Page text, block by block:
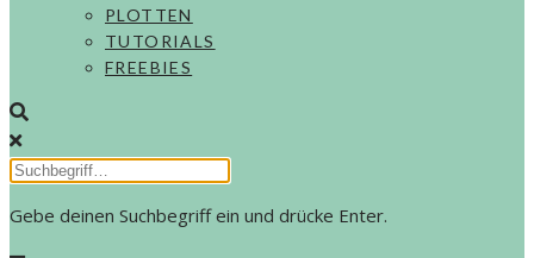
PLOTTEN
TUTORIALS
FREEBIES
Gebe deinen Suchbegriff ein und drücke Enter.